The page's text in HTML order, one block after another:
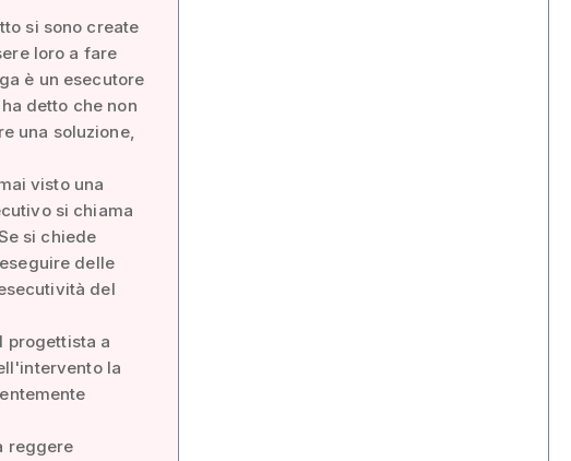
si sono create
loro a fare
è un esecutore
detto che non
una soluzione,
visto una
si chiama
si chiede
delle
del
progettista a
la
reggere